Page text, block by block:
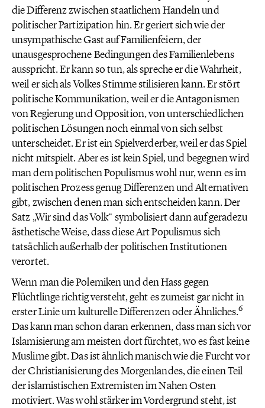
die Differenz zwischen staatlichem Handeln und
politischer Partizipation hin. Er geriert sich wie der
unsympathische Gast auf Familienfeiern, der
unausgesprochene Bedingungen des Familienlebens
ausspricht. Er kann so tun, als spreche er die Wahrheit,
weil er sich als Volkes Stimme stilisieren kann. Er stört
politische Kommunikation, weil er die Antagonismen
von Regierung und Opposition, von unterschiedlichen
politischen Lösungen noch einmal von sich selbst
unterscheidet. Er ist ein Spielverderber, weil er das Spiel
nicht mitspielt. Aber es ist kein Spiel, und begegnen wird
man dem politischen Populismus wohl nur, wenn es im
politischen Prozess genug Differenzen und Alternativen
gibt, zwischen denen man sich entscheiden kann. Der
Satz „Wir sind das Volk“ symbolisiert dann auf geradezu
ästhetische Weise, dass diese Art Populismus sich
tatsächlich außerhalb der politischen Institutionen
verortet.
Wenn man die Polemiken und den Hass gegen
Flüchtlinge richtig versteht, geht es zumeist gar nicht in
erster Linie um kulturelle Differenzen oder Ähnliches.6
Das kann man schon daran erkennen, dass man sich vor
Islamisierung am meisten dort fürchtet, wo es fast keine
Muslime gibt. Das ist ähnlich manisch wie die Furcht vor
der Christianisierung des Morgenlandes, die einen Teil
der islamistischen Extremisten im Nahen Osten
motiviert. Was wohl stärker im Vordergrund steht, ist